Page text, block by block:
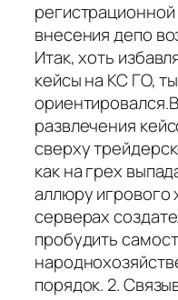
внесения депо
Итак, хоть
кейсы на КС ГО,
развлечения
сверху
как на грех
аллюру
серверах
пробудить
порядок. 2.